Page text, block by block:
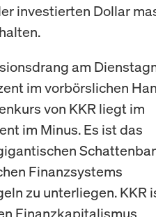
investierten Dollar
am
im vorbörslichen
von KKR liegt im
im Minus. Es ist das
Finanzsystems
zu unterliegen. KKR
Finanzkapitalismus